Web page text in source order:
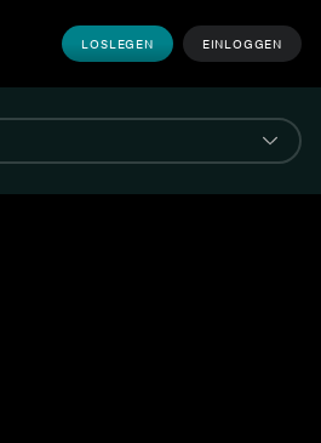
LOSLEGEN EINLOGGEN